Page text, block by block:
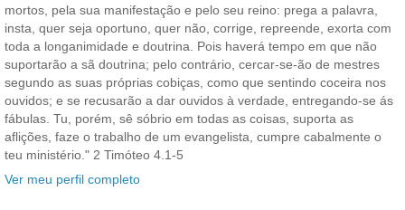
mortos, pela sua manifestação e pelo seu reino: prega a palavra,
insta, quer seja oportuno, quer não, corrige, repreende, exorta com
toda a longanimidade e doutrina. Pois haverá tempo em que não
suportarão a sã doutrina; pelo contrário, cercar-se-ão de mestres
segundo as suas próprias cobiças, como que sentindo coceira nos
ouvidos; e se recusarão a dar ouvidos à verdade, entregando-se ás
fábulas. Tu, porém, sê sóbrio em todas as coisas, suporta as
aflições, faze o trabalho de um evangelista, cumpre cabalmente o
teu ministério." 2 Timóteo 4.1-5
Ver meu perfil completo